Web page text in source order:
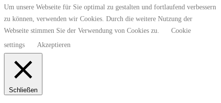
Um unsere Webseite für Sie optimal zu gestalten und fortlaufend verbessern
zu können, verwenden wir Cookies. Durch die weitere Nutzung der
Webseite stimmen Sie der Verwendung von Cookies zu.
Cookie
settings
Akzeptieren
Schließen